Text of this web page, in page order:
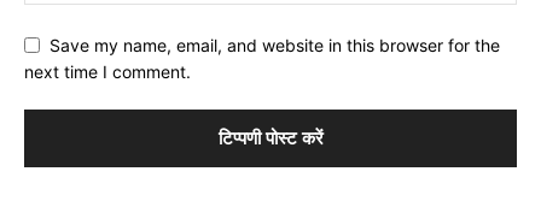
Save my name, email, and website in this browser for the
next time I comment.